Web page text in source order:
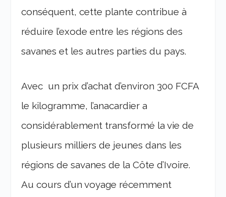
conséquent, cette plante contribue à
réduire l’exode entre les régions des
savanes et les autres parties du pays.
Avec un prix d’achat d’environ 300 FCFA
le kilogramme, l’anacardier a
considérablement transformé la vie de
plusieurs milliers de jeunes dans les
régions de savanes de la Côte d’Ivoire.
Au cours d’un voyage récemment